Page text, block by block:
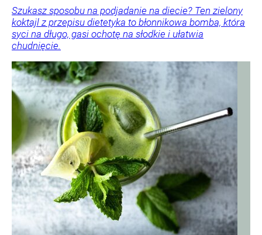
Szukasz sposobu na podjadanie na diecie? Ten zielony
koktajl z przepisu dietetyka to błonnikowa bomba, która
syci na długo, gasi ochotę na słodkie i ułatwia
chudnięcie.